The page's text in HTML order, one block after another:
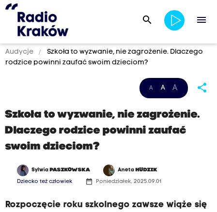
search menu
Audycje
Szkoła to wyzwanie, nie zagrożenie. Dlaczego
rodzice powinni zaufać swoim dzieciom?
A A A share
Szkoła to wyzwanie, nie zagrożenie.
Dlaczego rodzice powinni zaufać
swoim dzieciom?
Sylwia PASZKOWSKA Aneta HUDZIK
Dziecko też człowiek date_range Poniedziałek, 2025.09.01
Rozpoczęcie roku szkolnego zawsze wiąże się